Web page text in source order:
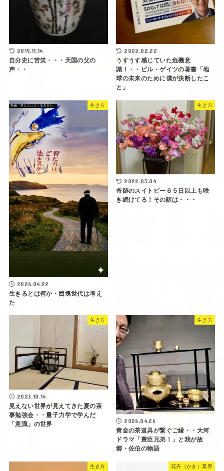
2019.11.14
自分史に苦笑・・・天国の父の
声・・
2022.02.22
うすうす感じていた危機意
識！・・ビル・ゲイツの著書「地
球の未来のために僕が決断したこ
と」
生き方
2026.04.22
生きるとは何か・団塊世代は考え
た
生き方
2022.03.04
奇跡のスイトピー６５日以上も咲
き続けてる！その訳は・・・
生き方
2023.10.14
見えない世界が見えてきた夏の茶
事勉強会・・量子力学で学んだ
「意識」の世界
生き方
2026.04.26
黄金の茶道具が繋ぐご縁・・大河
ドラマ「豊臣兄弟！」と我が故
郷・佐伯の物語
生き方 花卉（かき）業界